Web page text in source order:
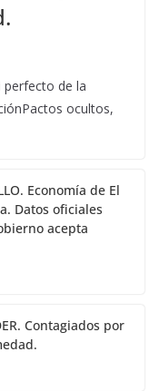
perfecto de la
ocultos,
Economía de El
Datos oficiales
acepta
Contagiados por